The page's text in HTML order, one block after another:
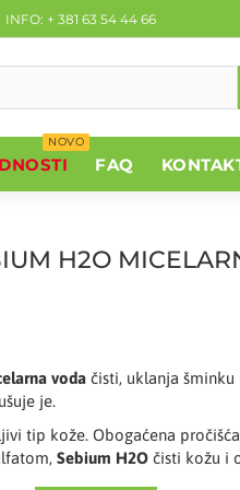
INFO: + 381 63 54 44 66
NOVO
FAQ
H2O
voda čisti, uklanja šminku
je.
tip kože. Obogaćena
Sebium H2O čisti kožu i